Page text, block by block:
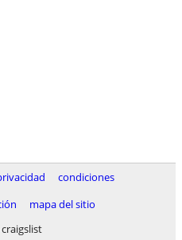
condiciones
mapa del sitio